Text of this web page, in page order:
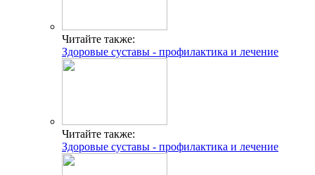
Читайте также:
Здоровые суставы - профилактика и лечение
Читайте также:
Здоровые суставы - профилактика и лечение